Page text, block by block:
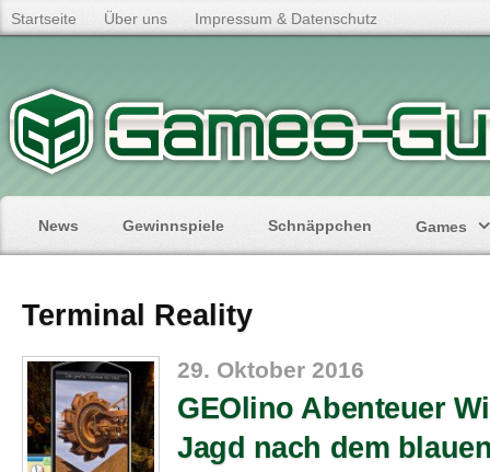
Startseite Über uns Impressum & Datenschutz
News Gewinnspiele Schnäppchen Games
Terminal Reality
29. Oktober 2016
GEOlino Abenteuer
Jagd nach dem